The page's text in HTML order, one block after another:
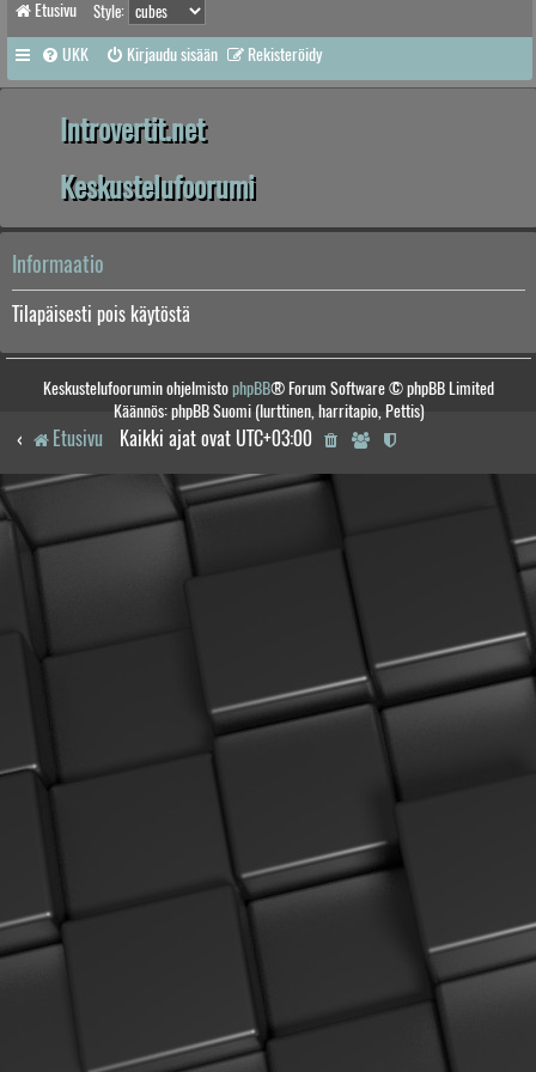
Etusivu Style:
UKK Kirjaudu sisään Rekisteröidy
Introvertit.net
Keskustelufoorumi
Informaatio
Tilapäisesti pois käytöstä
Keskustelufoorumin ohjelmistophpBB® Forum Software © phpBB Limited
Käännös: phpBB Suomi (lurttinen, harritapio, Pettis)
Etusivu Kaikki ajat ovat UTC+03:00